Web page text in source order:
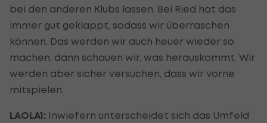
bei den anderen Klubs lassen. Bei Ried hat das
immer gut geklappt, sodass wir überraschen
können. Das werden wir auch heuer wieder so
machen, dann schauen wir, was herauskommt. Wir
werden aber sicher versuchen, dass wir vorne
mitspielen.
LAOLA1: Inwiefern unterscheidet sich das Umfeld